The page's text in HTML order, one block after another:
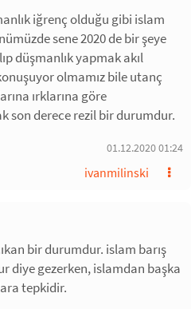
iğrenç olduğu gibi islam
sene 2020 de bir şeye
düşmanlık yapmak akıl
olmamız bile utanç
ırklarına göre
son derece rezil bir durumdur.
01.12.2020 01:24
ivanmilinski
bir durumdur. islam barış
diye gezerken, islamdan başka
tepkidir.